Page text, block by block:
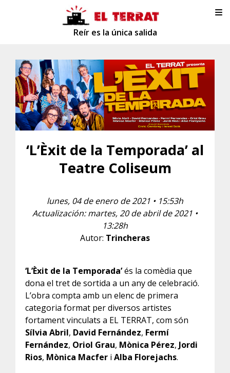
Reír es la única salida
‘L’Èxit de la Temporada’ al
Teatre Coliseum
lunes, 04 de enero de 2021 • 15:53h
Actualización: martes, 20 de abril de 2021 •
13:28h
Autor: Trincheras
‘L’Èxit de la Temporada’és la comèdia que
dona el tret de sortida a un any de celebració.
L’obra compta amb un elenc de primera
categoria format per diversos artistes
fortament vinculats a EL TERRAT, com són
Sílvia Abril, David Fernández, Fermí
Fernández, Oriol Grau, Mònica Pérez,Jordi
Rios, Mònica Macfer i Alba Florejachs.